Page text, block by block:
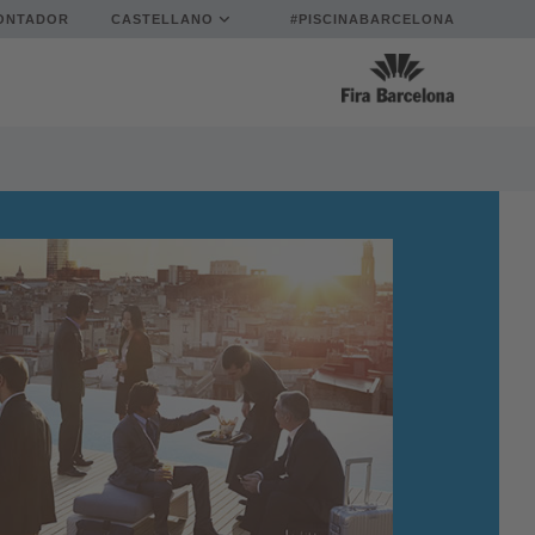
CASTELLANO #PISCINABARCELONA